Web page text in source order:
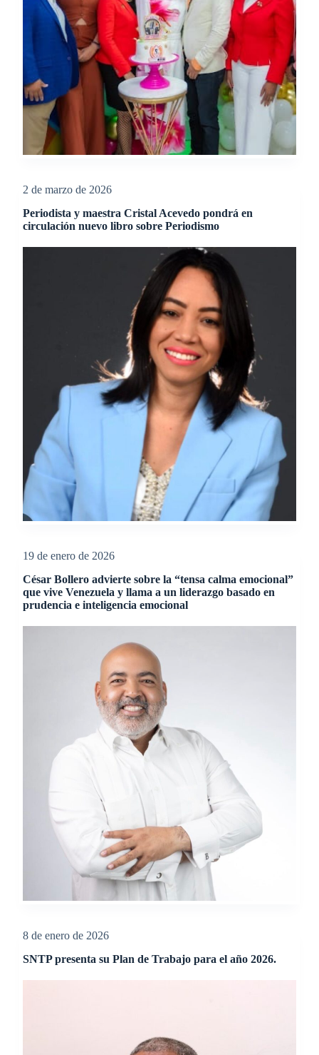
2 de marzo de 2026
Periodista y maestra Cristal Acevedo pondrá en
circulación nuevo libro sobre Periodismo
19 de enero de 2026
César Bollero advierte sobre la “tensa calma emocional”
que vive Venezuela y llama a un liderazgo basado en
prudencia e inteligencia emocional
8 de enero de 2026
SNTP presenta su Plan de Trabajo para el año 2026.